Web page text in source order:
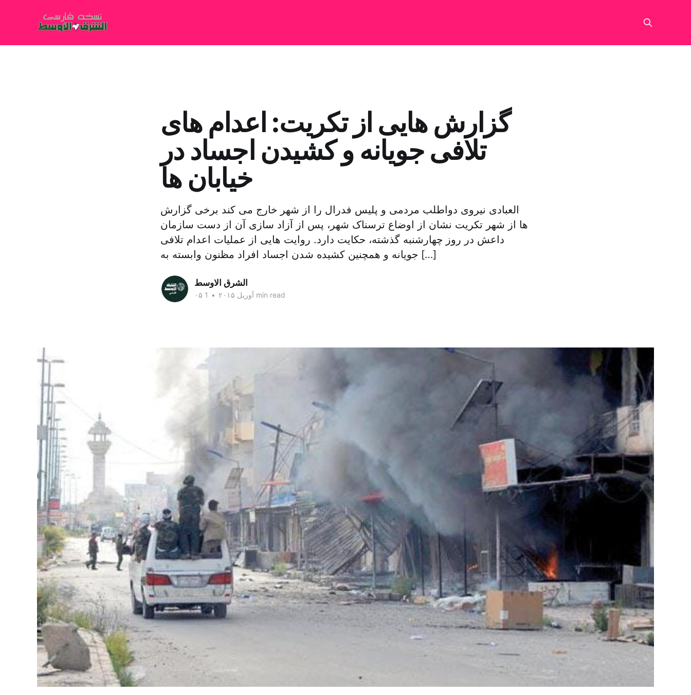
گزارش هایی از تکریت: اعدام های
تلافی جویانه و کشیدن اجساد در
خیابان ها
العبادی نیروی دواطلب مردمی و پلیس فدرال را از شهر خارج می کند برخی گزارش
ها از شهر تکریت نشان از اوضاع ترسناک شهر، پس از آزاد سازی آن از دست سازمان
داعش در روز چهارشنبه گذشته، حکایت دارد. روایت هایی از عملیات اعدام تلافی
جویانه و همچنین کشیده شدن اجساد افراد مظنون وابسته به […]
الشرق الاوسط
۰۵ آوریل ۲۰۱۵ • 1 min read